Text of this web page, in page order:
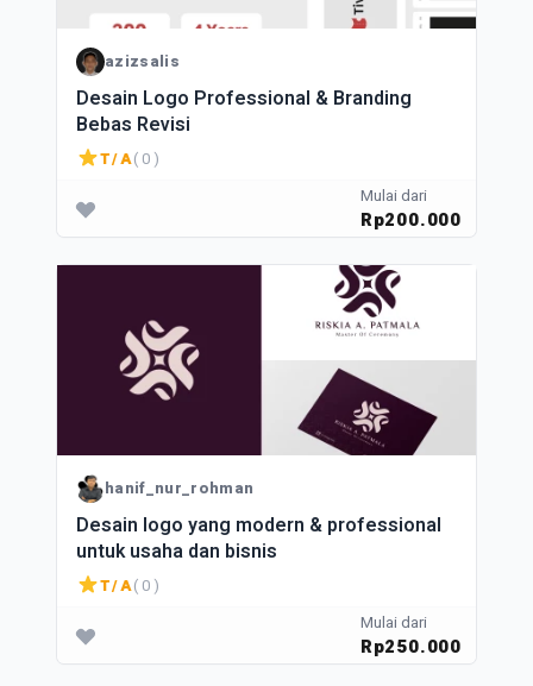
azizsalis
Desain Logo Professional & Branding
Bebas Revisi
T/A( 0 )
Mulai dari
Rp200.000
hanif_nur_rohman
Desain logo yang modern & professional
untuk usaha dan bisnis
T/A( 0 )
Mulai dari
Rp250.000